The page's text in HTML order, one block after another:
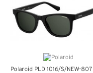
Polaroid PLD 1016/S/NEW-